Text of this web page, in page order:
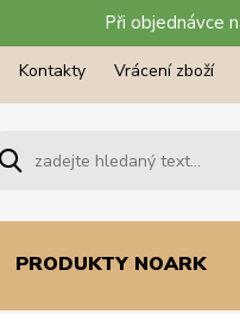
Při objednávce
Kontakty Vrácení zboží
PRODUKTY NOARK